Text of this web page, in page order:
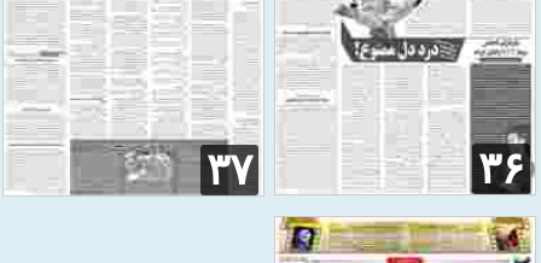
۳۶ ۳۷